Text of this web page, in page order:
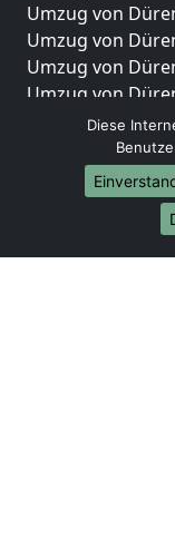
Umzug von
Umzug von
Umzug von
Umzug von
Umzug von
Umzug von
Umzug von
Umzug von
Diese